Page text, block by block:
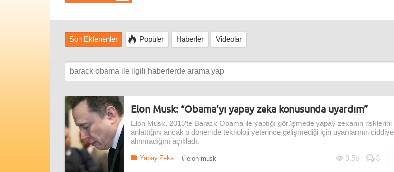
Son Eklenenler Popüler Haberler Videolar
Elon Musk: “Obama’yı yapay zeka konusunda uyardım”
Elon Musk, 2015’te Barack Obama ile yaptığı görüşmede yapay zekanın risklerini
anlattığını ancak o dönemde teknoloji yeterince gelişmediği için uyarılarının ciddiye
alınmadığını açıkladı.
Yapay Zeka # elon musk 9,5b 3